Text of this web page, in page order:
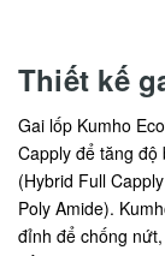
Thiết kế
Gai lốp Kumho
Capply để tăng độ
(Hybrid Full
Poly Amide).
đỉnh để chống